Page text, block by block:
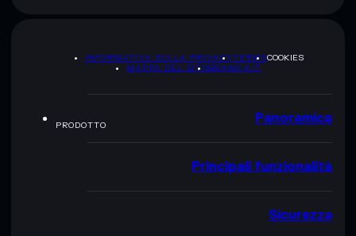
INFORMATIVA SULLA PRIVACYTERMSCOOKIES
MAPPA DEL SITOBRAND KIT
PRODOTTO Panoramica
Principali funzionalità
Sicurezza